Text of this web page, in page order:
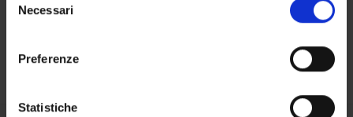
modificare o revocare il proprio consenso in qualsiasi
momento dalla Dichiarazione sui cookie o facendo clic
raccogliere informazioni sulla tua posizione
delNecessari
Preferenze
Statistiche
Calendario